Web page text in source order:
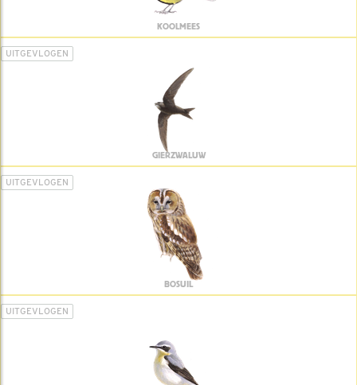
KOOLMEES
UITGEVLOGEN
GIERZWALUW
UITGEVLOGEN
BOSUIL
UITGEVLOGEN